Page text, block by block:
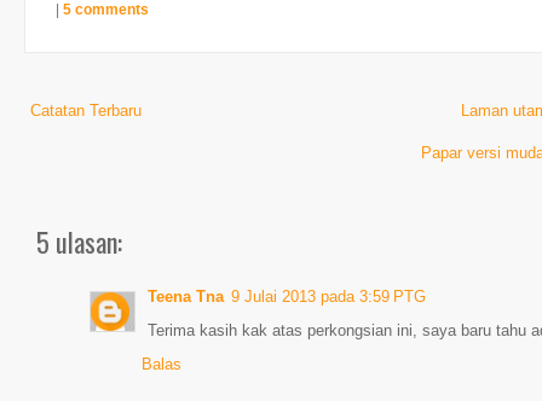
5 comments
Catatan Terbaru Laman
Papar versi
5 ulasan:
Teena Tna 9 Julai 2013 pada 3:59 PTG
Terima kasih kak atas perkongsian ini, saya baru tahu
Balas